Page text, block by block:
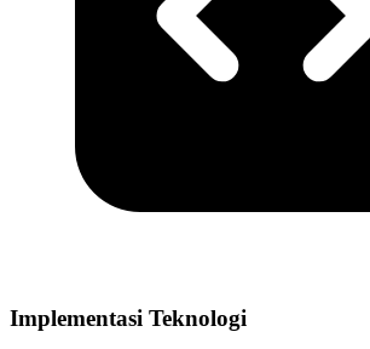
Implementasi Teknologi